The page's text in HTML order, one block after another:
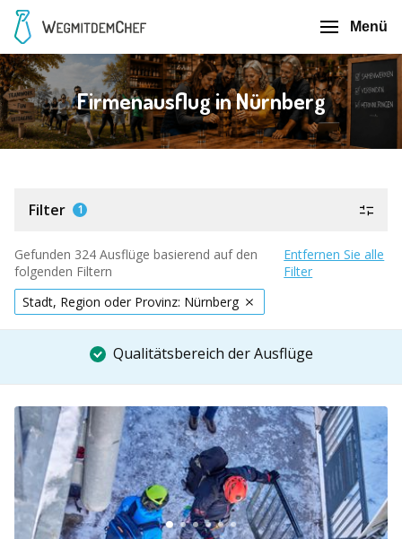
Menü
Firmenausflug in Nürnberg
Filter 1
Gefunden 324 Ausflüge basierend auf den
folgenden Filtern
Entfernen Sie alle
Filter
Stadt, Region oder Provinz: Nürnberg
Qualitätsbereich der Ausflüge